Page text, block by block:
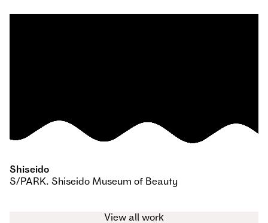
Shiseido
S/PARK. Shiseido Museum of Beauty
View all work